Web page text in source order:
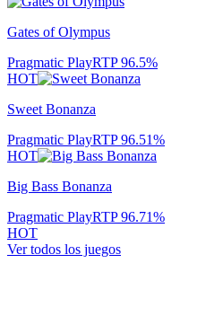
Gates of Olympus
Pragmatic PlayRTP96.5%
HOT
Sweet Bonanza
Pragmatic PlayRTP96.51%
HOT
Big Bass Bonanza
Pragmatic PlayRTP96.71%
HOT
Ver todos los juegos